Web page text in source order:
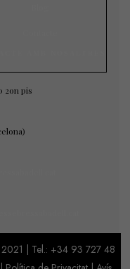
2on pis
| Tel.: +34 93 727 48